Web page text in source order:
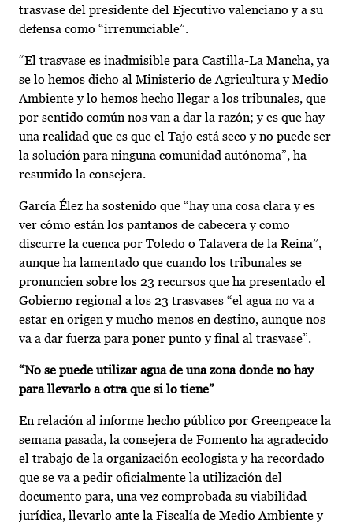
trasvase del presidente del Ejecutivo valenciano y a su
defensa como “irrenunciable”.
“El trasvase es inadmisible para Castilla-La Mancha, ya
se lo hemos dicho al Ministerio de Agricultura y Medio
Ambiente y lo hemos hecho llegar a los tribunales, que
por sentido común nos van a dar la razón; y es que hay
una realidad que es que el Tajo está seco y no puede ser
la solución para ninguna comunidad autónoma”, ha
resumido la consejera.
García Élez ha sostenido que “hay una cosa clara y es
ver cómo están los pantanos de cabecera y como
discurre la cuenca por Toledo o Talavera de la Reina”,
aunque ha lamentado que cuando los tribunales se
pronuncien sobre los 23 recursos que ha presentado el
Gobierno regional a los 23 trasvases “el agua no va a
estar en origen y mucho menos en destino, aunque nos
va a dar fuerza para poner punto y final al trasvase”.
“No se puede utilizar agua de una zona donde no hay
para llevarlo a otra que si lo tiene”
En relación al informe hecho público por Greenpeace la
semana pasada, la consejera de Fomento ha agradecido
el trabajo de la organización ecologista y ha recordado
que se va a pedir oficialmente la utilización del
documento para, una vez comprobada su viabilidad
jurídica, llevarlo ante la Fiscalía de Medio Ambiente y